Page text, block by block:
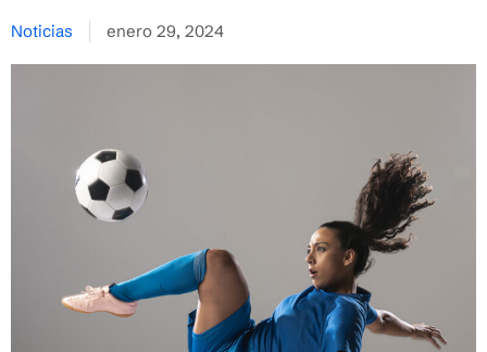
Noticias enero 29, 2024